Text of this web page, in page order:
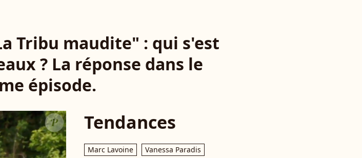
Tribu maudite" : qui s'est
? La réponse dans le
épisode.
Tendances
Marc Lavoine
Vanessa Paradis